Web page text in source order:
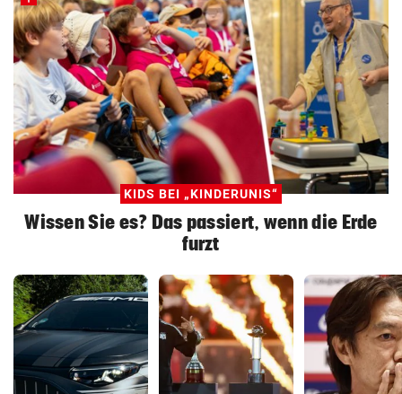
KIDS BEI „KINDERUNIS“
Wissen Sie es? Das passiert, wenn die Erde
furzt